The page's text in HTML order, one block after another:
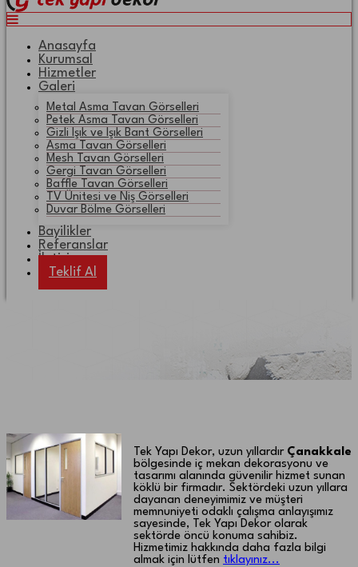
Anasayfa
Kurumsal
Hizmetler
Galeri
Metal Asma Tavan Görselleri
Petek Asma Tavan Görselleri
Gizli Işık ve Işık Bant Görselleri
Asma Tavan Görselleri
Mesh Tavan Görselleri
Gergi Tavan Görselleri
Baffle Tavan Görselleri
TV Ünitesi ve Niş Görselleri
Duvar Bölme Görselleri
Bayilikler
Referanslar
İletişim
Teklif Al
Tek Yapı Dekor, uzun yıllardır Çanakkale
bölgesinde iç mekan dekorasyonu ve
tasarımı alanında güvenilir hizmet sunan
köklü bir firmadır. Sektördeki uzun yıllara
dayanan deneyimimiz ve müşteri
memnuniyeti odaklı çalışma anlayışımız
sayesinde, Tek Yapı Dekor olarak
sektörde öncü konuma sahibiz.
Hizmetimiz hakkında daha fazla bilgi
almak için lütfen tıklayınız...